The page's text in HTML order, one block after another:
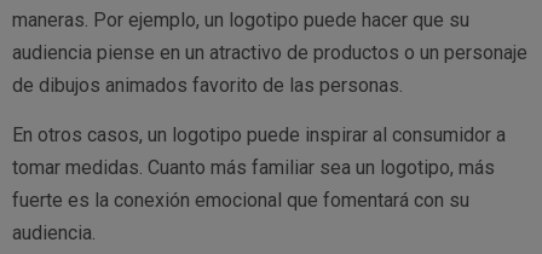
maneras. Por ejemplo, un logotipo puede hacer que su
audiencia piense en un atractivo de productos o un personaje
de dibujos animados favorito de las personas.
En otros casos, un logotipo puede inspirar al consumidor a
tomar medidas. Cuanto más familiar sea un logotipo, más
fuerte es la conexión emocional que fomentará con su
audiencia.